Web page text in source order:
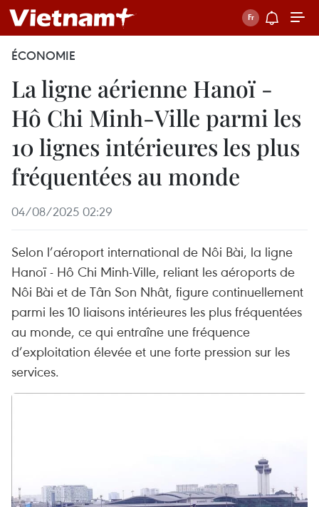
ÉCONOMIE
La ligne aérienne Hanoï -
Hô Chi Minh-Ville parmi les
10 lignes intérieures les plus
fréquentées au monde
04/08/2025 02:29
Selon l’aéroport international de Nôi Bài, la ligne
Hanoï - Hô Chi Minh-Ville, reliant les aéroports de
Nôi Bài et de Tân Son Nhât, figure continuellement
parmi les 10 liaisons intérieures les plus fréquentées
au monde, ce qui entraîne une fréquence
d’exploitation élevée et une forte pression sur les
services.